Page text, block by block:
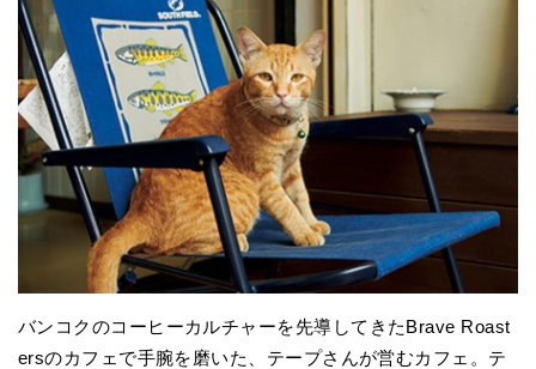
バンコクのコーヒーカルチャーを先導してきたBrave Roast
ersのカフェで手腕を磨いた、テープさんが営むカフェ。テ